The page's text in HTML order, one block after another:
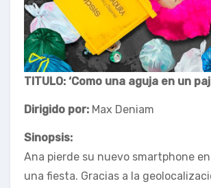
TITULO: ‘Como una aguja en un
Dirigido por: Max Deniam
Sinopsis:
Ana pierde su nuevo smartphone
una fiesta. Gracias a la